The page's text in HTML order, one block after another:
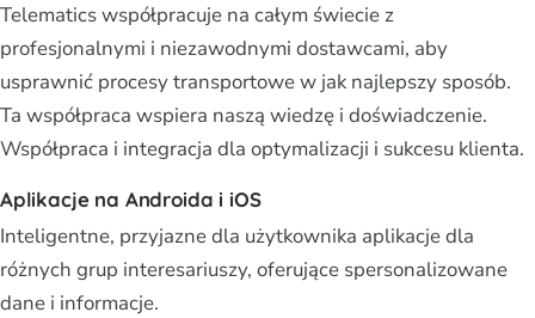
Telematics współpracuje na całym świecie z
profesjonalnymi i niezawodnymi dostawcami, aby
usprawnić procesy transportowe w jak najlepszy sposób.
Ta współpraca wspiera naszą wiedzę i doświadczenie.
Współpraca i integracja dla optymalizacji i sukcesu klienta.
Aplikacje na Androida i iOS
Inteligentne, przyjazne dla użytkownika aplikacje dla
różnych grup interesariuszy, oferujące spersonalizowane
dane i informacje.